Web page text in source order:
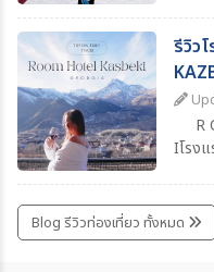
เกาห
รีวิว
R
Iโรง
ว้าวเ
ครอง
Blog รีวิวท่องเที่ยว ทั้งหมด